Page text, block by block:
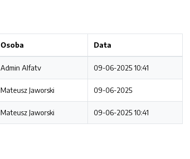
Osoba Data
Admin Alfatv 09-06-2025 10:41
Mateusz Jaworski 09-06-2025
Mateusz Jaworski 09-06-2025 10:41